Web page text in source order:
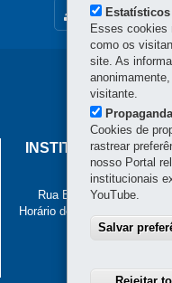
MAPA DO SITE
principal
INSTITUTO DE
Rua Estados Unidos, 135
Horário de Atendimento: de
Estatísticos
Esses cookies
como os
site. As
visitante.
Propaganda
Cookies de
rastrear
nosso Portal
institucionais
YouTube.
Salvar